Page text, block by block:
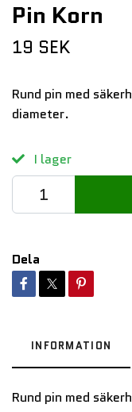
Pin Korn
19 SEK
Rund pin med
diameter.
I lager
Dela
INFORMATION
Rund pin med